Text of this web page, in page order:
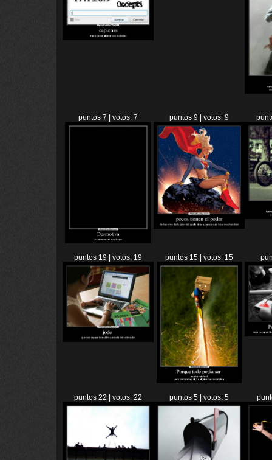
puntos 7 | votos: 7 puntos 9 | votos: 9
puntos 19 | votos: 19 puntos 15 | votos: 15
puntos 22 | votos: 22 puntos 5 | votos: 5